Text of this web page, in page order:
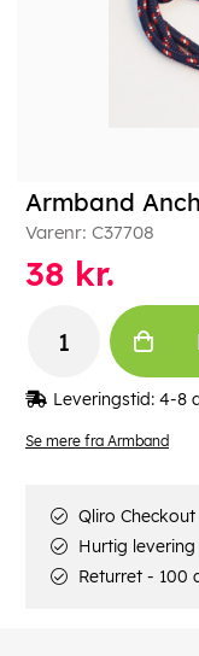
Se mere fra Armband
Armband
Varenr: C37708
38 kr.
Leveringstid: 4-8
Qliro Checkout
Hurtig
Returret - 100